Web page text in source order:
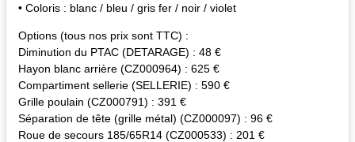
• Coloris : blanc / bleu / gris fer / noir / violet
Options (tous nos prix sont TTC) :
Diminution du PTAC (DETARAGE) : 48 €
Hayon blanc arrière (CZ000964) : 625 €
Compartiment sellerie (SELLERIE) : 590 €
Grille poulain (CZ000791) : 391 €
Séparation de tête (grille métal) (CZ000097) : 96 €
Roue de secours 185/65R14 (CZ000533) : 201 €